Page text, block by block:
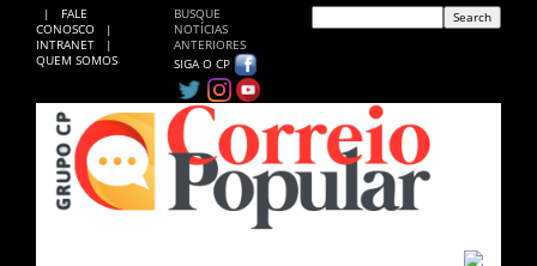
|
FALE
CONOSCO
|
INTRANET
|
QUEM SOMOS
BUSQUE
NOTÍCIAS
ANTERIORES
SIGA O CP